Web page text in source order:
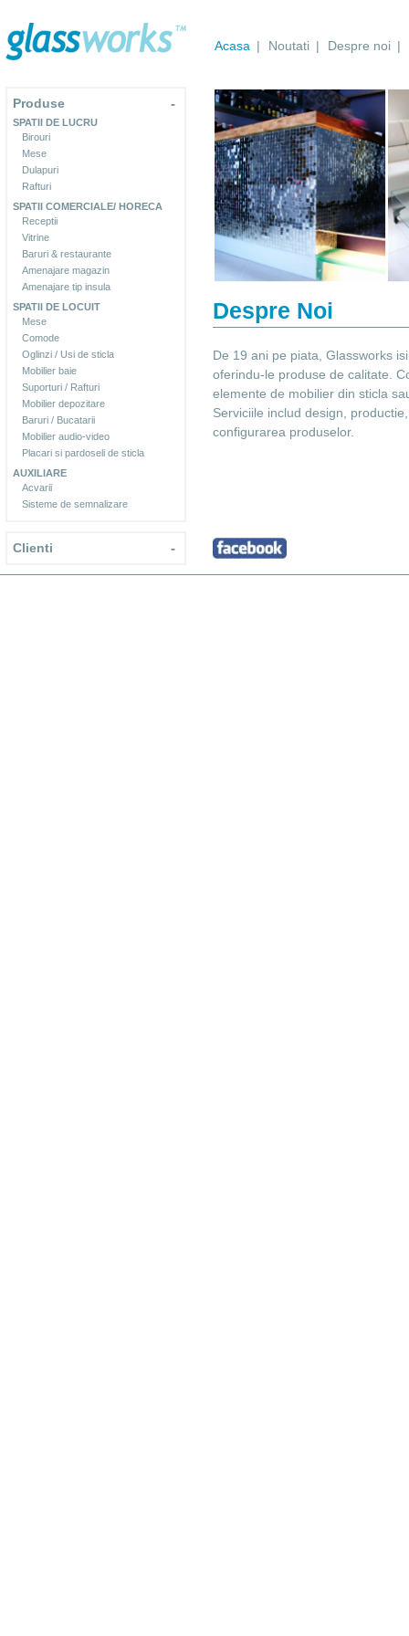
Acasa | Noutati | Despre noi |
-
Produse
SPATII DE LUCRU
Birouri
Mese
Dulapuri
Rafturi
SPATII COMERCIALE/ HORECA
Receptii
Vitrine
Baruri & restaurante
Amenajare magazin
Amenajare tip insula
SPATII DE LOCUIT
Mese
Comode
Oglinzi / Usi de sticla
Mobilier baie
Suporturi / Rafturi
Mobilier depozitare
Baruri / Bucatarii
Mobilier audio-video
Placari si pardoseli de sticla
AUXILIARE
Acvarii
Sisteme de semnalizare
-
Clienti
Despre Noi
De 19 ani pe piata, Glassworks
oferindu-le produse de calitate.
elemente de mobilier din sticla
Serviciile includ design,
configurarea produselor.